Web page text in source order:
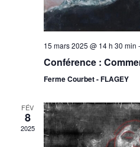
15 mars 2025 @ 14 h 30 min -
Conférence :
Ferme Courbet - FLAGEY
FÉV
8
2025